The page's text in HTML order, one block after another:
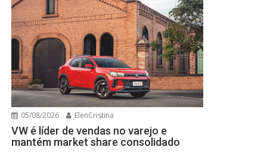
05/08/2026 ElenCristina
VW é líder de vendas no varejo e
mantém market share consolidado